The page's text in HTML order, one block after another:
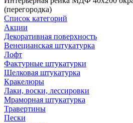
(перегородка)
Список категорий
Акции
Декоративная поверхность
Венецианская штукатурка
Лофт
Фактурные штукатурки
Шелковая штукатурка
Кракелюры
Лаки, воски, лессировки
Мраморная штукатурка
Травертины
Пески